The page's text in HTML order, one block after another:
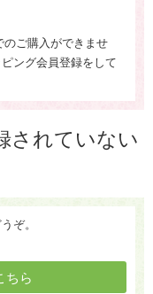
のご購入ができませ
ング会員登録をして
されていない
ぞ。
ちら